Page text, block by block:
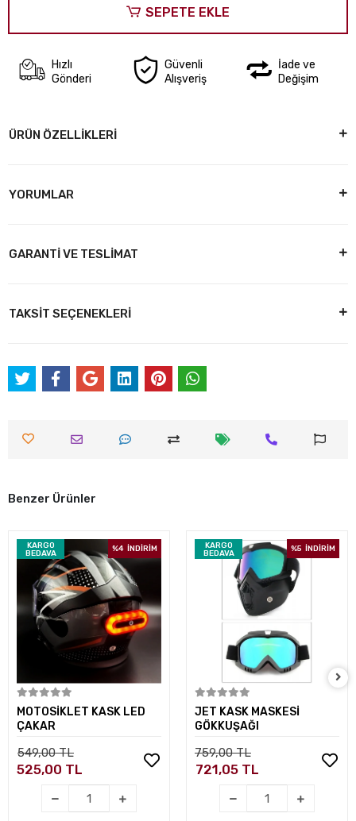
SEPETE EKLE
Hızlı
Gönderi
Güvenli
Alışveriş
İade ve
Değişim
ÜRÜN ÖZELLİKLERİ
YORUMLAR
GARANTİ VE TESLİMAT
TAKSİT SEÇENEKLERİ
Benzer Ürünler
KARGO
BEDAVA
%4 İNDİRİM
Sepete Ekle
MOTOSİKLET KASK LED
ÇAKAR
549,00 TL
525,00 TL
KARGO
BEDAVA
%5 İNDİRİM
Sepete Ekle
JET KASK MASKESİ
GÖKKUŞAĞI
759,00 TL
721,05 TL